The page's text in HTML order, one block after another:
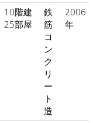
10階建
25部屋
鉄
筋
コ
ン
ク
リ
ー
ト
造
2006
年